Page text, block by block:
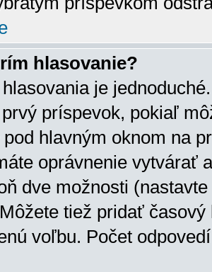
hlasovanie?
je
príspevok, pokiaľ
pod hlavným oknom na
oprávnenie vytvárať
dve možnosti
tiež pridať
voľbu. Počet